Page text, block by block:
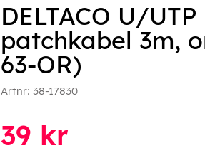
DELTACO U/
patchkabel 3m,
63-OR)
Artnr: 38-17830
39 kr